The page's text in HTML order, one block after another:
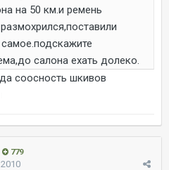
на 50 км.и ремень
салона ехать долеко.
соосность шкивов
779